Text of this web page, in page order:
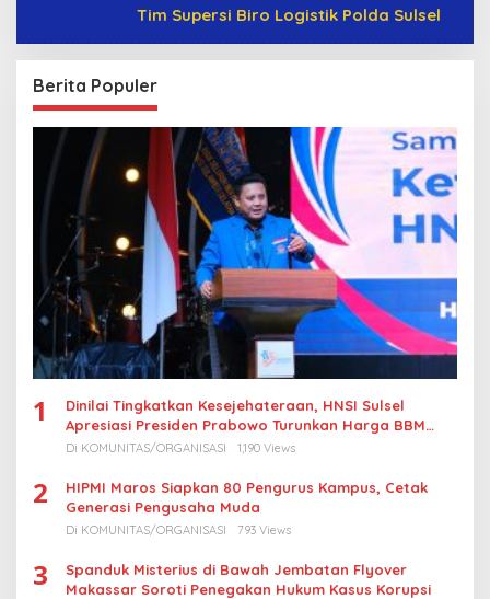
Tim Supersi Biro Logistik Polda Sulsel
Berita Populer
1
Dinilai Tingkatkan Kesejehateraan, HNSI Sulsel
Apresiasi Presiden Prabowo Turunkan Harga BBM
Nelayan
Di KOMUNITAS/ORGANISASI 1,190 Views
2
HIPMI Maros Siapkan 80 Pengurus Kampus, Cetak
Generasi Pengusaha Muda
Di KOMUNITAS/ORGANISASI 793 Views
3
Spanduk Misterius di Bawah Jembatan Flyover
Makassar Soroti Penegakan Hukum Kasus Korupsi